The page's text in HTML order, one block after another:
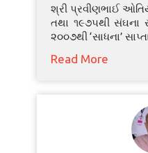
શ્રી પ્રવીણભાઈ
તથા ૧૯૭૫થી સંઘના
૨૦૦૭થી ‘સાધના’
Read More